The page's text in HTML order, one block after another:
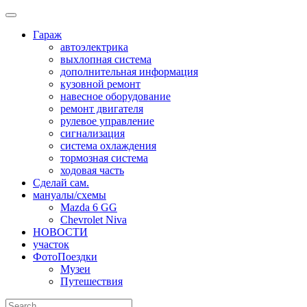
Skip
contentГараж
автоэлектрика
выхлопная система
дополнительная информация
кузовной ремонт
навесное оборудование
ремонт двигателя
рулевое управление
сигнализация
система охлаждения
тормозная система
ходовая часть
Сделай сам.
мануалы/схемы
Mazda 6 GG
Chevrolet Niva
НОВОСТИ
участок
ФотоПоездки
Музеи
Путешествия
Search